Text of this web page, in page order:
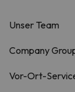
Unser Team
Company
Vor-Ort-